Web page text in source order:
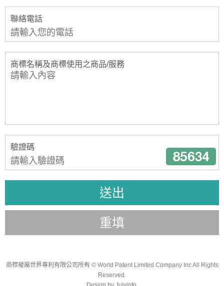
聯絡電話
商標名稱及商標使用之商品/服務
驗證碼
送出
重填
商標權屬世界專利有限公司所有© World Patent Limited Company Inc All Rights
Reserved.